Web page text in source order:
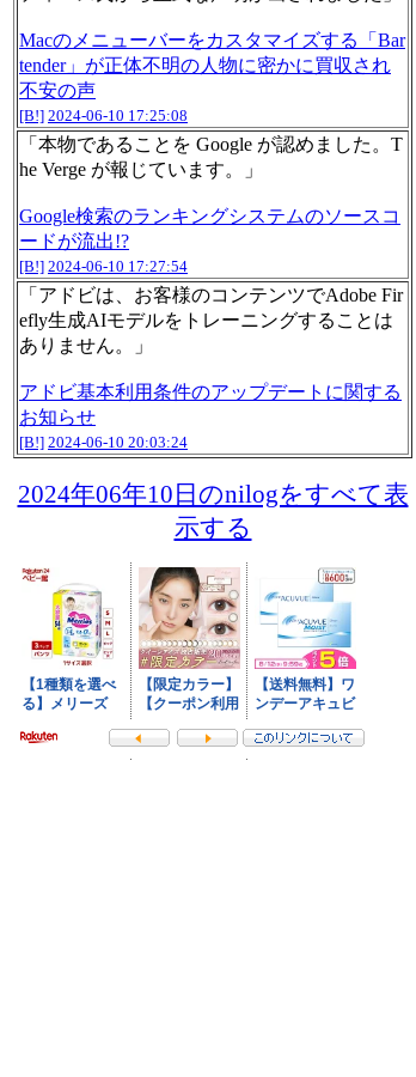
Macのメニューバーをカスタマイズする「Bar
tender」が正体不明の人物に密かに買収され
不安の声
[B!] 2024-06-10 17:25:08
「本物であることを Google が認めました。T
he Verge が報じています。」
Google検索のランキングシステムのソースコ
ードが流出!?
[B!] 2024-06-10 17:27:54
「アドビは、お客様のコンテンツでAdobe Fir
efly生成AIモデルをトレーニングすることは
ありません。」
アドビ基本利用条件のアップデートに関する
お知らせ
[B!] 2024-06-10 20:03:24
2024年06年10日のnilogをすべて表
示する